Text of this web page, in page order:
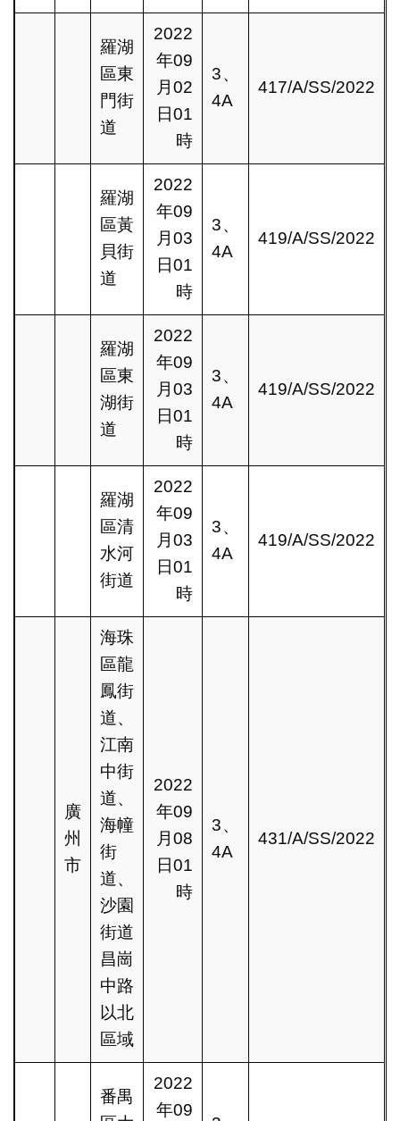
羅湖
區東
門街
道
2022
年09
月02
日01
時
3、
4A
417/A/SS/2022
羅湖
區黃
貝街
道
2022
年09
月03
日01
時
3、
4A
419/A/SS/2022
羅湖
區東
湖街
道
2022
年09
月03
日01
時
3、
4A
419/A/SS/2022
羅湖
區清
水河
街道
2022
年09
月03
日01
時
3、
4A
419/A/SS/2022
廣
州
市
海珠
區龍
鳳街
道、
江南
中街
道、
海幢
街
道、
沙園
街道
昌崗
中路
以北
區域
2022
年09
月08
日01
時
3、
4A
431/A/SS/2022
番禺
2022
年09